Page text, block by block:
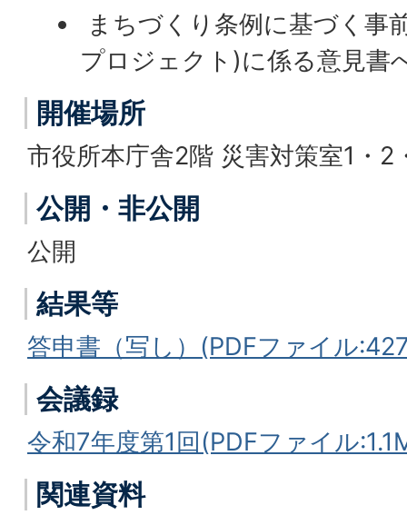
まちづくり条例に基づく事
プロジェクト)に係る意見書
開催場所
市役所本庁舎2階 災害対策室1・2
公開・非公開
公開
結果等
答申書（写し）(PDFファイル
会議録
令和7年度第1回(PDFファイル
関連資料